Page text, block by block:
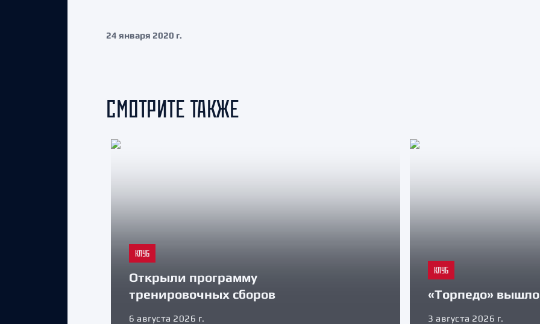
24 января 2020 г.
СМОТРИТЕ ТАКЖЕ
КЛУБ
Открыли программу
тренировочных сборов
6 августа 2026 г.
КЛУБ
«Торпедо» вышло
3 августа 2026 г.